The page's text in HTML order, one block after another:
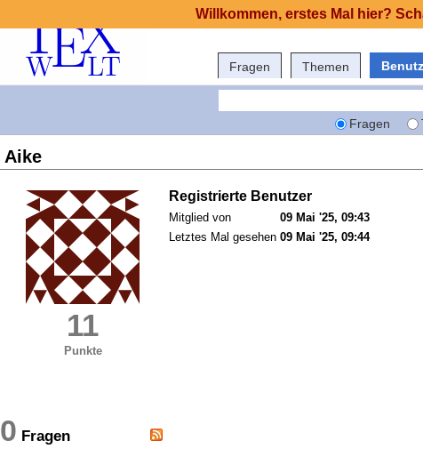
Fragen Themen
Fragen
Aike
11
Punkte
Registrierte Benutzer
Mitglied von
09 Mai '25, 09:43
Letztes Mal gesehen 09 Mai '25, 09:44
0 Fragen
Willkommen, erstes Mal hier?